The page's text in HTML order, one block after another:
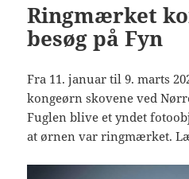
Ringmærket
besøg på Fyn
Fra 11. januar til 9. marts
kongeørn skovene ved
Fuglen blive et yndet
at ørnen var ringmærket.